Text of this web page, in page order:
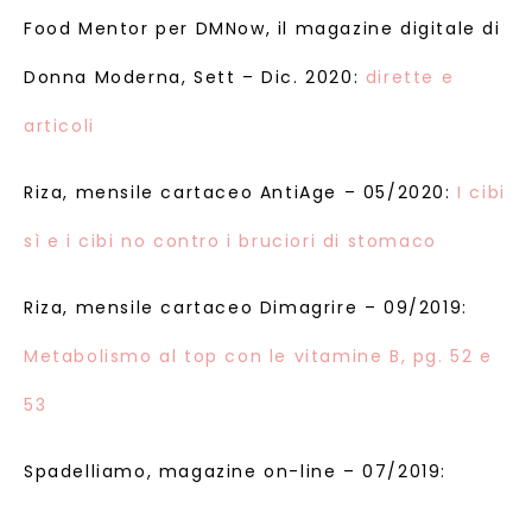
Food Mentor per DMNow, il magazine digitale di
Donna Moderna, Sett – Dic. 2020: dirette e
articoli
Riza, mensile cartaceo AntiAge – 05/2020: I cibi
sì e i cibi no contro i bruciori di stomaco
Riza, mensile cartaceo Dimagrire – 09/2019:
Metabolismo al top con le vitamine B, pg. 52 e
53
Spadelliamo, magazine on-line – 07/2019: